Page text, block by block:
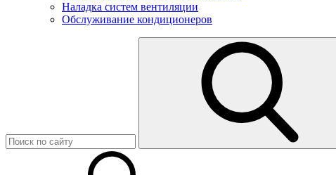
Наладка систем вентиляции
Обслуживание кондиционеров